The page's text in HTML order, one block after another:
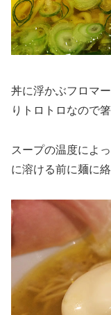
丼に浮かぶフロマ
りトロトロなので
スープの温度によ
に溶ける前に麺に